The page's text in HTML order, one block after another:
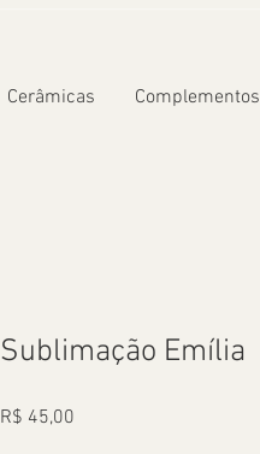
Cerâmicas Complementos
Sublimação Emília
R$ 45,00